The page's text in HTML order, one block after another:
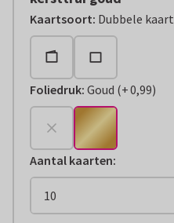
Kaartsoort: Dubbele kaart
Foliedruk: Goud (
+€ 0,99
+0,99)
Aantal kaarten: